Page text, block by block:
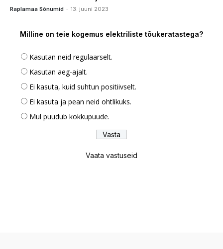
Raplamaa Sõnumid - 13. juuni 2023
Milline on teie kogemus elektriliste tõukeratastega?
Kasutan neid regulaarselt.
Kasutan aeg-ajalt.
Ei kasuta, kuid suhtun positiivselt.
Ei kasuta ja pean neid ohtlikuks.
Mul puudub kokkupuude.
Vaata vastuseid